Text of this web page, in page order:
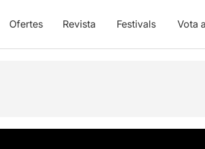
Ofertes Revista Festivals Vota